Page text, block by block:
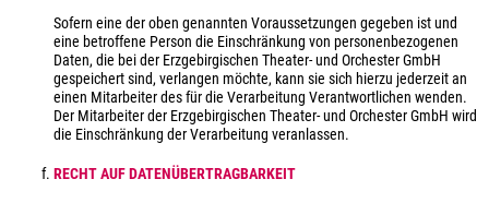
Sofern eine der oben genannten Voraussetzungen gegeben ist und
eine betroffene Person die Einschränkung von personenbezogenen
Daten, die bei der Erzgebirgischen Theater- und Orchester GmbH
gespeichert sind, verlangen möchte, kann sie sich hierzu jederzeit an
einen Mitarbeiter des für die Verarbeitung Verantwortlichen wenden.
Der Mitarbeiter der Erzgebirgischen Theater- und Orchester GmbH wird
die Einschränkung der Verarbeitung veranlassen.
RECHT AUF DATENÜBERTRAGBARKEIT